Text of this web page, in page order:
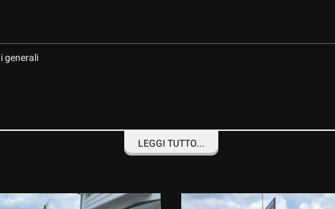
generali
un appuntamento
LEGGI TUTTO...